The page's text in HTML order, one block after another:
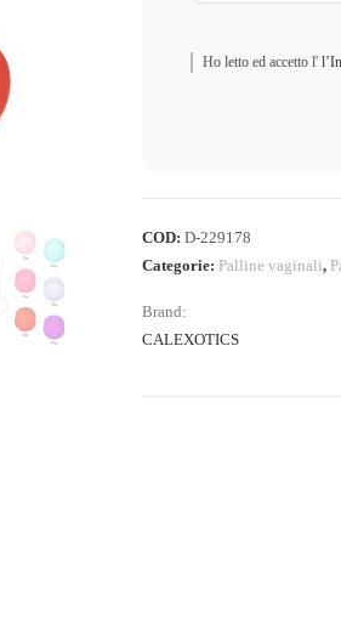
Ho letto ed accetto l'
COD: D-229178
Categorie: Palline vaginali,
Brand:
CALEXOTICS